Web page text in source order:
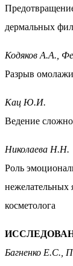
дермальных
Кодяков А.А.,
Разрыв
Кац Ю.И.
Ведение
Николаева Н.Н.
Роль
нежелательных
косметолога
Багненко Е.С.,